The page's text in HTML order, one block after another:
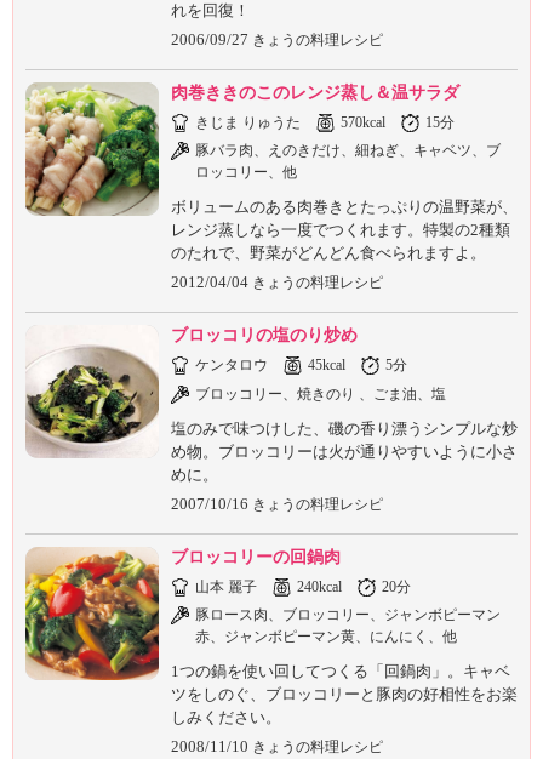
れを回復！
2006/09/27 きょうの料理レシピ
肉巻ききのこのレンジ蒸し＆温サラダ
きじま りゅうた 570kcal
15分
豚バラ肉、えのきだけ、細ねぎ、キャベツ、ブ
ロッコリー、他
ボリュームのある肉巻きとたっぷりの温野菜が、
レンジ蒸しなら一度でつくれます。特製の2種類
のたれで、野菜がどんどん食べられますよ。
2012/04/04 きょうの料理レシピ
ブロッコリの塩のり炒め
ケンタロウ 45kcal
5分
ブロッコリー、焼きのり 、ごま油、塩
塩のみで味つけした、磯の香り漂うシンプルな炒
め物。ブロッコリーは火が通りやすいように小さ
めに。
2007/10/16 きょうの料理レシピ
ブロッコリーの回鍋肉
山本 麗子 240kcal
20分
豚ロース肉、ブロッコリー、ジャンボピーマン
赤、ジャンボピーマン黄、にんにく、他
1つの鍋を使い回してつくる「回鍋肉」。キャベ
ツをしのぐ、ブロッコリーと豚肉の好相性をお楽
しみください。
2008/11/10 きょうの料理レシピ